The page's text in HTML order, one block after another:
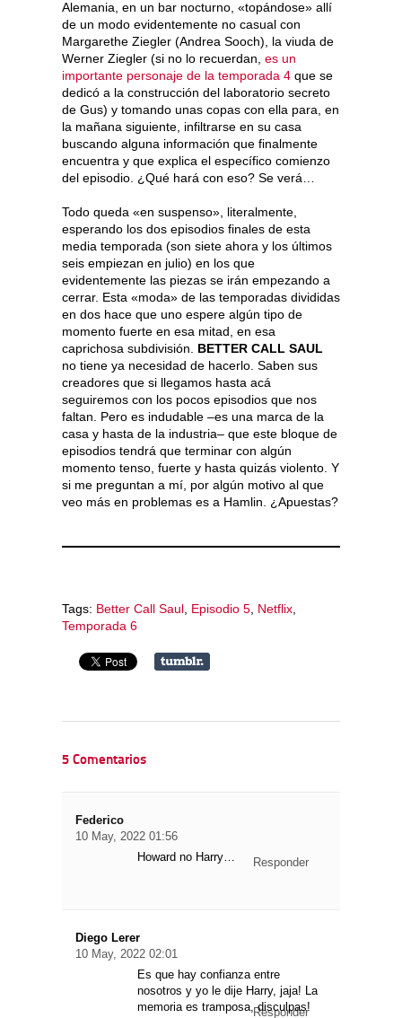
Alemania, en un bar nocturno, «topándose» allí
de un modo evidentemente no casual con
Margarethe Ziegler (Andrea Sooch), la viuda de
Werner Ziegler (si no lo recuerdan, es un
importante personaje de la temporada 4 que se
dedicó a la construcción del laboratorio secreto
de Gus) y tomando unas copas con ella para, en
la mañana siguiente, infiltrarse en su casa
buscando alguna información que finalmente
encuentra y que explica el específico comienzo
del episodio. ¿Qué hará con eso? Se verá…
Todo queda «en suspenso», literalmente,
esperando los dos episodios finales de esta
media temporada (son siete ahora y los últimos
seis empiezan en julio) en los que
evidentemente las piezas se irán empezando a
cerrar. Esta «moda» de las temporadas divididas
en dos hace que uno espere algún tipo de
momento fuerte en esa mitad, en esa
caprichosa subdivisión. BETTER CALL SAUL
no tiene ya necesidad de hacerlo. Saben sus
creadores que si llegamos hasta acá
seguiremos con los pocos episodios que nos
faltan. Pero es indudable –es una marca de la
casa y hasta de la industria– que este bloque de
episodios tendrá que terminar con algún
momento tenso, fuerte y hasta quizás violento. Y
si me preguntan a mí, por algún motivo al que
veo más en problemas es a Hamlin. ¿Apuestas?
Tags: Better Call Saul Episodio 5 Netflix
Temporada 6
5 Comentarios
Federico
10 May, 2022 01:56
Howard no Harry…
Responder
Diego Lerer
10 May, 2022 02:01
Es que hay confianza entre
nosotros y yo le dije Harry, jaja! La
memoria es tramposa, disculpas!
Responder